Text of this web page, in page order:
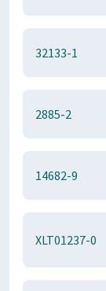
32133-1
2885-2
14682-9
XLT01237-0